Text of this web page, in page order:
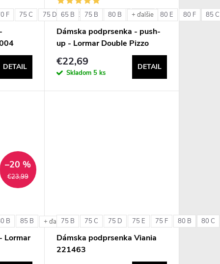
F 75 C 75 D 75 E 75 F 80 C 80 D 80 E 80 F 85 C
DETAIL
65 B 75 B 80 B + ďalšie
Dámska podprsenka - push-
up - Lormar Double Pizzo
€22,69
Skladom 5 ks
DETAIL
€23,99
–20 %
B 85 B + ďalšie
Lormar
75 B 75 C 75 D 75 E 75 F 80 B 80 C
Dámska podprsenka Viania
221463